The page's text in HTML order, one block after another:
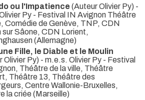
ou l'Impatience (Auteur Olivier Py) -
Py - Festival IN Avignon Théâtre
Comédie de Genève, TNP, CDN
sur Sâone, CDN Lorient,
(Allemagne)
Fille, le Diable et le Moulin
Olivier Py) - m.e.s. Olivier Py - Festival
Théâtre de la ville, Théâtre
Théâtre 13, Théâtre des
Centre Wallonie-Bruxelles,
la criée (Marseille)